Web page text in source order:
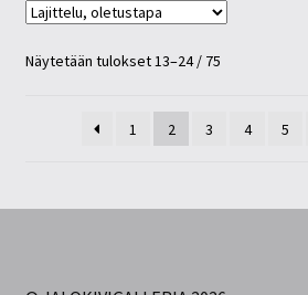
Näytetään tulokset 13–24 / 75
1 2 3 4 5